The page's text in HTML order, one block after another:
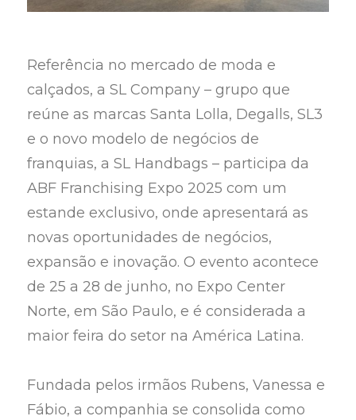
Referência no mercado de moda e
calçados, a SL Company – grupo que
reúne as marcas Santa Lolla, Degalls, SL3
e o novo modelo de negócios de
franquias, a SL Handbags – participa da
ABF Franchising Expo 2025 com um
estande exclusivo, onde apresentará as
novas oportunidades de negócios,
expansão e inovação. O evento acontece
de 25 a 28 de junho, no Expo Center
Norte, em São Paulo, e é considerada a
maior feira do setor na América Latina.
Fundada pelos irmãos Rubens, Vanessa e
Fábio, a companhia se consolida como